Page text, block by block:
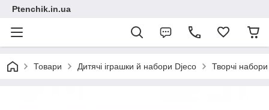
Ptenchik.in.ua
Товари Дитячі іграшки й набори Djeco Творчі